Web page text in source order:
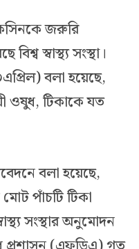
জরুরি
স্বাস্থ্য সংস্থা।
বলা হয়েছে,
ওষুধ, টিকাকে যত
বলা হয়েছে,
মোট পাঁচটি টিকা
সংস্থার অনুমোদন